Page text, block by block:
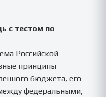
с тестом по
Российской
принципы
бюджета, его
федеральными,